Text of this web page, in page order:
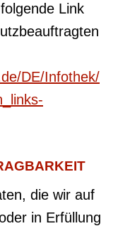
Link
DE/Infothek/
die wir auf
in Erfüllung